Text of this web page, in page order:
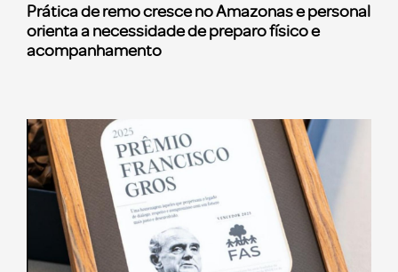
Prática de remo cresce no Amazonas e personal
orienta a necessidade de preparo físico e
acompanhamento